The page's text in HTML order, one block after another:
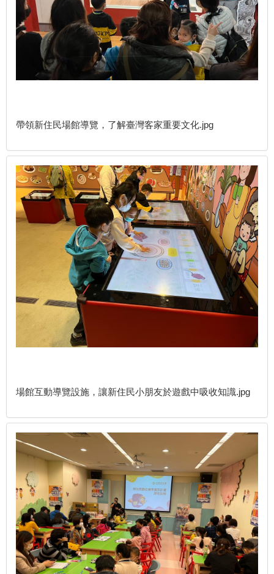
帶領新住民場館導覽，了解臺灣客家重要文化.jpg
場館互動導覽設施，讓新住民小朋友於遊戲中吸收知識.jpg